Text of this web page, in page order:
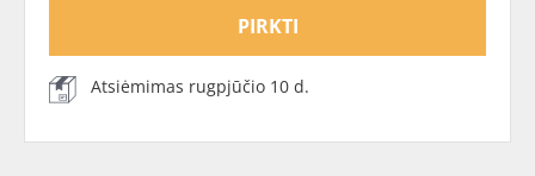
PIRKTI
Atsiėmimas rugpjūčio 10 d.